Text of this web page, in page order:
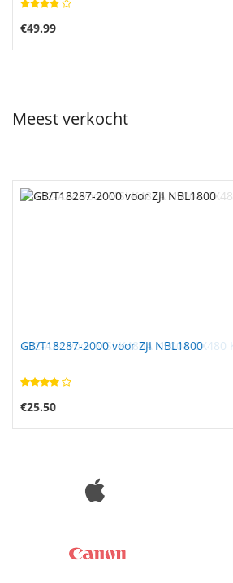
€49.99
Meest verkocht
GB/T18287-2000 voor ZJI NBL1800
€25.50